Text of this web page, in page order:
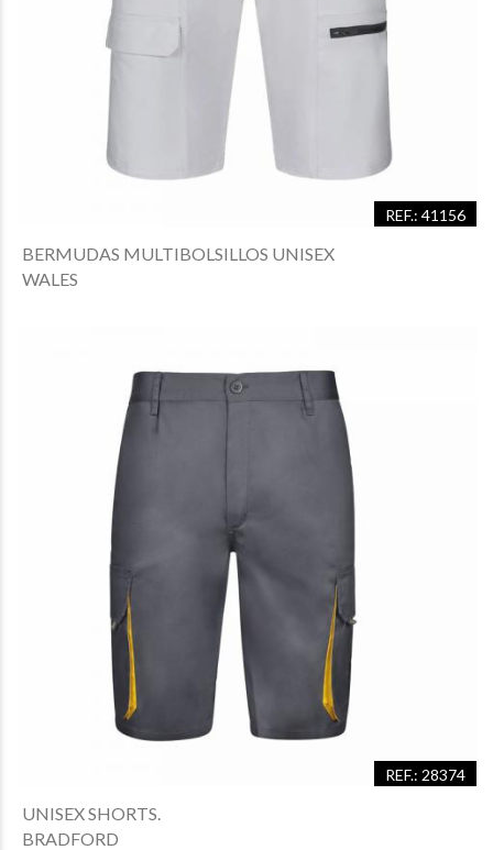
REF.: 41156
BERMUDAS MULTIBOLSILLOS UNISEX
WALES
REF.: 28374
UNISEX SHORTS.
BRADFORD